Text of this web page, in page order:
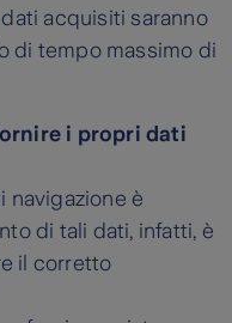
acquisiti saranno
di tempo massimo di
i propri dati
navigazione è
di tali dati, infatti, è
il corretto